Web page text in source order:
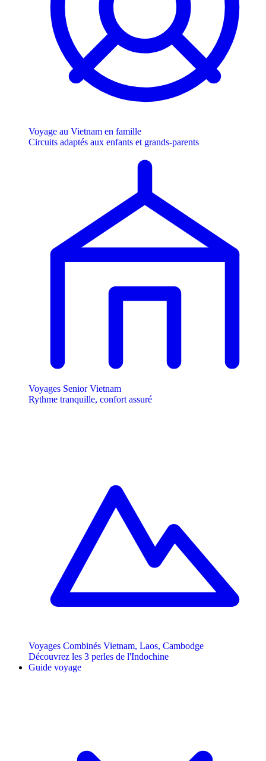
Voyage au Vietnam en famille
Circuits adaptés aux enfants et grands-parents
Voyages Senior Vietnam
Rythme tranquille, confort assuré
Voyages Combinés Vietnam, Laos, Cambodge
Découvrez les 3 perles de l'Indochine
Guide voyage